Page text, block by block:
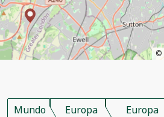
©
Mundo Europa
Europa